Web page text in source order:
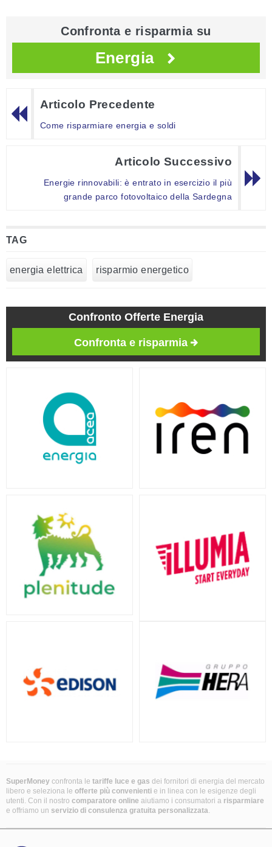
Confronta e risparmia su
Energia
Articolo Precedente
Come risparmiare energia e soldi
Articolo Successivo
Energie rinnovabili: è entrato in esercizio il più
grande parco fotovoltaico della Sardegna
TAG
energia elettrica risparmio energetico
Confronto Offerte Energia
Confronta e risparmia
SuperMoney confronta le tariffe luce e gas dei fornitori di energia del mercato
libero e seleziona le offerte più convenienti e in linea con le esigenze degli
utenti. Con il nostro comparatore online aiutiamo i consumatori a risparmiare
e offriamo un servizio di consulenza gratuita personalizzata.